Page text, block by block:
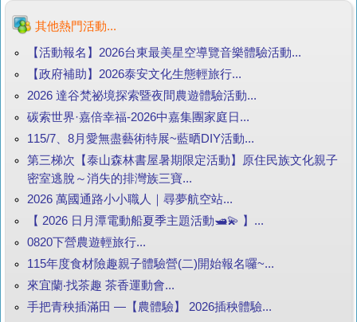
其他熱門活動...
【活動報名】2026台東最美星空導覽音樂體驗活動...
【政府補助】2026泰安文化生態輕旅行...
2026 達谷梵祕境探索暨夜間農遊體驗活動...
碳索世界·嘉倍幸福-2026中嘉集團家庭日...
115/7、8月愛無盡藝術特展~藍晒DIY活動...
第三梯次【泰山森林書屋暑期限定活動】原住民族文化親子
密室逃脫～消失的排灣族三寶...
2026 萬國通路小小職人｜尋夢航空站...
【 2026 日月潭電動船夏季主題活動🛥️💫 】...
0820下營農遊輕旅行...
115年度食材險趣親子體驗營(二)開始報名囉~...
來宜蘭‧找茶趣 茶香運動會...
手把青秧插滿田 —【農體驗】 2026插秧體驗...